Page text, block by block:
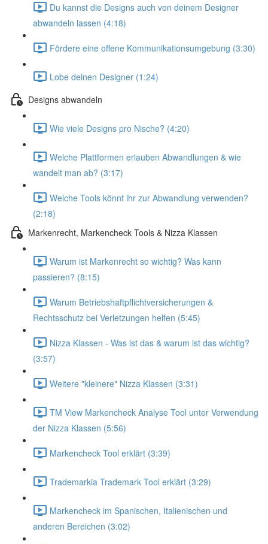
Du kannst die Designs auch von deinem Designer
abwandeln lassen (4:18)
Fördere eine offene Kommunikationsumgebung (3:30)
Lobe deinen Designer (1:24)
Designs abwandeln
Wie viele Designs pro Nische? (4:20)
Welche Plattformen erlauben Abwandlungen & wie
wandelt man ab? (3:17)
Welche Tools könnt ihr zur Abwandlung verwenden?
(2:18)
Markenrecht, Markencheck Tools & Nizza Klassen
Warum ist Markenrecht so wichtig? Was kann
passieren? (8:15)
Warum Betriebshaftpflichtversicherungen &
Rechtsschutz bei Verletzungen helfen (5:45)
Nizza Klassen - Was ist das & warum ist das wichtig?
(3:57)
Weitere "kleinere" Nizza Klassen (3:31)
TM View Markencheck Analyse Tool unter Verwendung
der Nizza Klassen (5:56)
Markencheck Tool erklärt (3:39)
Trademarkia Trademark Tool erklärt (3:29)
Markencheck im Spanischen, Italienischen und
anderen Bereichen (3:02)